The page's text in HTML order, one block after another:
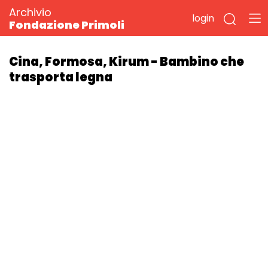
Archivio
Fondazione Primoli
login
Cina, Formosa, Kirum - Bambino che
trasporta legna